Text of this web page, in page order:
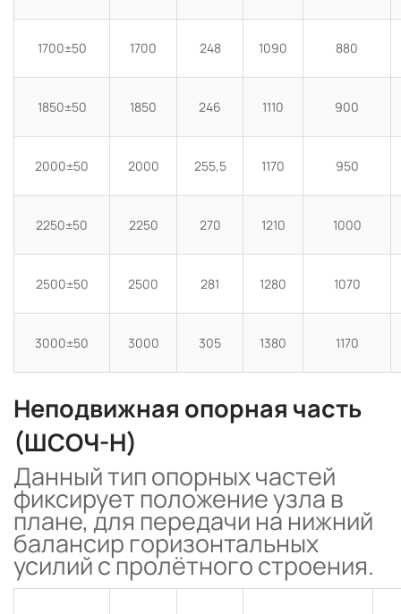
1700±50 1700 248 1090 880
1850±50 1850 246 1110 900
2000±50 2000 255,5 1170 950
2250±50 2250 270 1210 1000
2500±50 2500 281 1280 1070
3000±50 3000 305 1380 1170
Неподвижная опорная часть
(ШСОЧ-Н)
Данный тип опорных частей
фиксирует положение узла в
плане, для передачи на нижний
балансир горизонтальных
усилий с пролётного строения.